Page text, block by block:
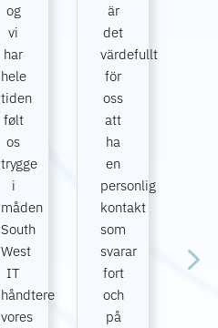
og
vi
har
hele
tiden
følt
os
trygge
i
måden
South
West
IT
håndtere
vores
är
det
värdefullt
för
oss
att
ha
en
personlig
kontakt
som
svarar
fort
och
på